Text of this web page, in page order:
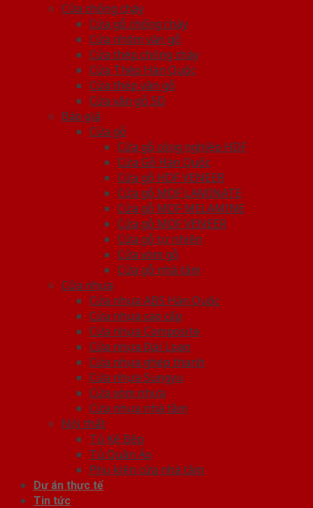
Cửa chống cháy
Cửa gỗ chống cháy
Cửa nhôm vân gỗ
Cửa thép chống cháy
Cửa Thép Hàn Quốc
Cửa thép vân gỗ
Cửa vân gỗ 5D
Báo giá
Cửa gỗ
Cửa gỗ công nghiệp HDF
Cửa Gỗ Hàn Quốc
Cửa gỗ HDF VENEER
Cửa gỗ MDF LAMINATE
Cửa gỗ MDF MELAMINE
Cửa gỗ MDF VENEER
Cửa gỗ tự nhiên
Cửa vòm gỗ
Cửa gỗ nhà tắm
Cửa nhựa
Cửa nhựa ABS Hàn Quốc
Cửa nhựa cao cấp
Cửa nhựa Composite
Cửa nhựa Đài Loan
Cửa nhựa ghép thanh
Cửa nhựa Sungyu
Cửa vòm nhựa
Cửa nhựa nhà tắm
Nội thất
Tủ Kệ Bếp
Tủ Quần Áo
Phụ kiện cửa nhà tắm
Dự án thực tế
Tin tức